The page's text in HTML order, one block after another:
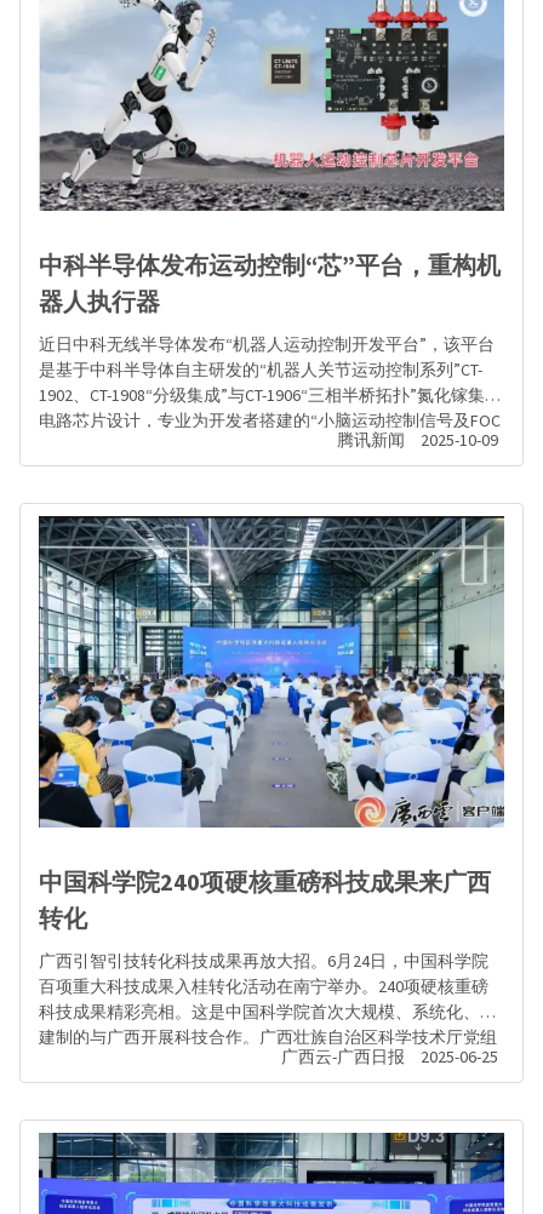
中科半导体发布运动控制“芯”平台，重构机
器人执行器
近日中科无线半导体发布“机器人运动控制开发平台”，该平台
是基于中科半导体自主研发的“机器人关节运动控制系列”CT-
1902、CT-1908“分级集成”与CT-1906“三相半桥拓扑”氮化镓集成
电路芯片设计，专业为开发者搭建的“小脑运动控制信号及FOC
多脉冲开关损耗”实验环境。真正做到把“底层驱动”复杂封装，
将“上层创新”留给开发者。
腾讯新闻 2025-10-09
中国科学院240项硬核重磅科技成果来广西
转化
广西引智引技转化科技成果再放大招。6月24日，中国科学院
百项重大科技成果入桂转化活动在南宁举办。240项硬核重磅
科技成果精彩亮相。这是中国科学院首次大规模、系统化、成
建制的与广西开展科技合作。广西壮族自治区科学技术厅党组
书记、厅长孙睿君，中国科学院发展规划局副局长冯国星出席
活动并致辞。
广西云-广西日报 2025-06-25